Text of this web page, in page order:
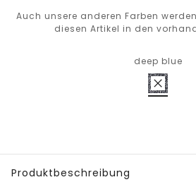
Auch unsere anderen Farben
diesen Artikel in den
deep blue
Produktbeschreibung